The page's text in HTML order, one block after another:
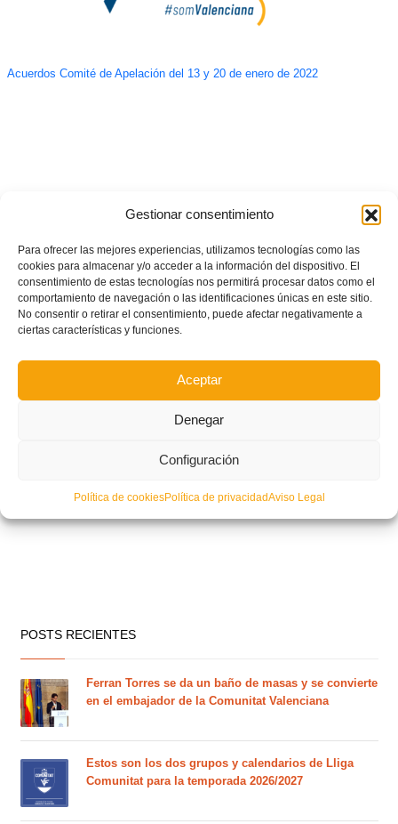
Gestionar consentimiento
Para ofrecer las mejores experiencias, utilizamos tecnologías como las
cookies para almacenar y/o acceder a la información del dispositivo. El
consentimiento de estas tecnologías nos permitirá procesar datos como el
comportamiento de navegación o las identificaciones únicas en este sitio.
No consentir o retirar el consentimiento, puede afectar negativamente a
ciertas características y funciones.
Aceptar
Denegar
Configuración
Política de cookiesPolítica de privacidadAviso Legal
Acuerdos Comité de Apelación del 13 y 20 de enero de 2022
POSTS RECIENTES
Ferran Torres se da un baño de masas y se convierte
en el embajador de la Comunitat Valenciana
Estos son los dos grupos y calendarios de Lliga
Comunitat para la temporada 2026/2027